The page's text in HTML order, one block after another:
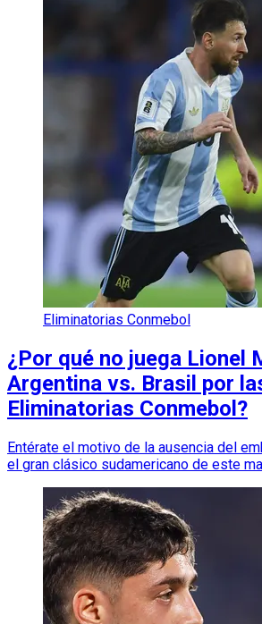
Eliminatorias Conmebol
¿Por qué no juega Lionel
Argentina vs. Brasil por
Eliminatorias Conmebol?
Entérate el motivo de la ausencia del
el gran clásico sudamericano de este